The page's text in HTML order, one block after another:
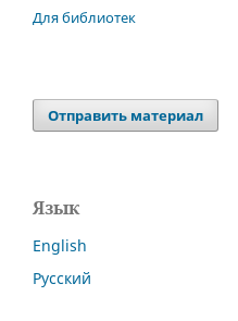
Для библиотек
Отправить материал
Язык
English
Русский